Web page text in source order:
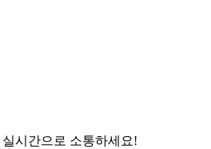
시간으로 소통하세요!